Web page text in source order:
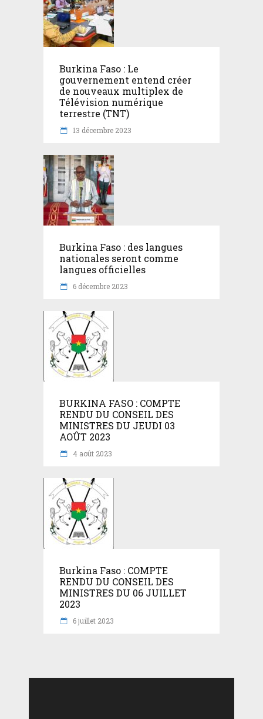
Burkina Faso : Le
gouvernement entend créer
de nouveaux multiplex de
Télévision numérique
terrestre (TNT)
13 décembre 2023
Burkina Faso : des langues
nationales seront comme
langues officielles
6 décembre 2023
BURKINA FASO : COMPTE
RENDU DU CONSEIL DES
MINISTRES DU JEUDI 03
AOÛT 2023
4 août 2023
Burkina Faso : COMPTE
RENDU DU CONSEIL DES
MINISTRES DU 06 JUILLET
2023
6 juillet 2023